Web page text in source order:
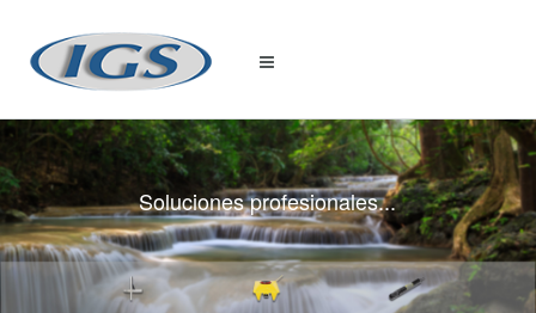
Soluciones profesionales...